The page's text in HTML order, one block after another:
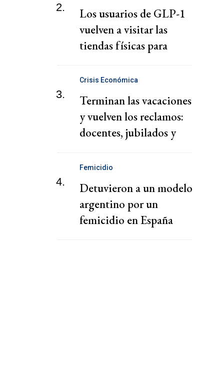
2.
Los usuarios de GLP-1
vuelven a visitar las
tiendas físicas para
3.
Crisis Económica
Terminan las vacaciones
y vuelven los reclamos:
docentes, jubilados y
4.
Femicidio
Detuvieron a un modelo
argentino por un
femicidio en España